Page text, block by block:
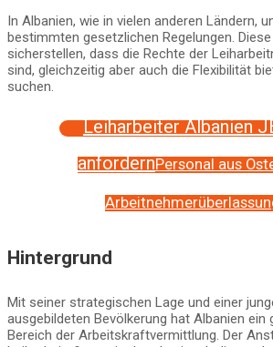
In Albanien, wie in vielen anderen Ländern,
bestimmten gesetzlichen Regelungen.
sicherstellen, dass die Rechte der
sind, gleichzeitig aber auch die Flexibilität
suchen.
Leiharbeiter Albanien
anfordernPersonal aus
Hintergrund
Mit seiner strategischen Lage und einer
ausgebildeten Bevölkerung hat Albanien
Bereich der Arbeitskraftvermittlung. Der